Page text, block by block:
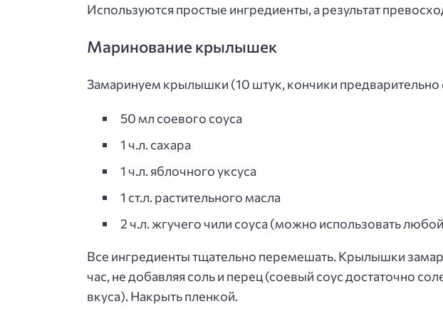
Используются простые ингредиенты, а результат
Маринование крылышек
Замаринуем крылышки (10 штук, кончики
50 мл соевого соуса
1 ч.л. сахара
1 ч.л. яблочного уксуса
1 ст.л. растительного масла
2 ч.л. жгучего чили соуса (можно использовать
Все ингредиенты тщательно перемешать. Крылышки
час, не добавляя соль и перец (соевый соус достаточно
вкуса). Накрыть пленкой.